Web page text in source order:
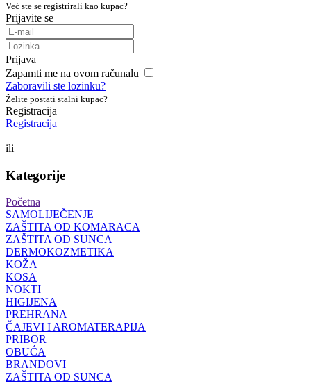
Već ste se registrirali kao kupac?
Prijavite se
Prijava
Zapamti me na ovom računalu
Zaboravili ste lozinku?
Želite postati stalni kupac?
Registracija
Registracija
ili
Kategorije
Početna
SAMOLIJEČENJE
ZAŠTITA OD KOMARACA
ZAŠTITA OD SUNCA
DERMOKOZMETIKA
KOŽA
KOSA
NOKTI
HIGIJENA
PREHRANA
ČAJEVI I AROMATERAPIJA
PRIBOR
OBUĆA
BRANDOVI
ZAŠTITA OD SUNCA